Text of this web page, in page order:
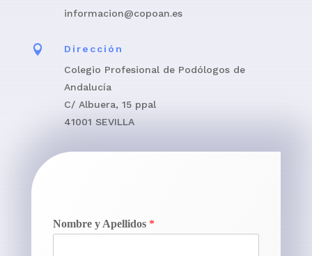
informacion@copoan.es

Dirección
Colegio Profesional de Podólogos de
Andalucía
C/ Albuera, 15 ppal
41001 SEVILLA
Nombre y Apellidos *